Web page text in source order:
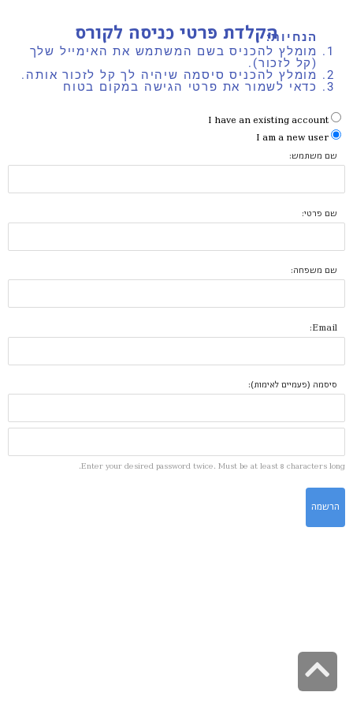
הקלדת פרטי כניסה לקורסהנחיות:
מומלץ להכניס בשם המשתמש את האימייל שלך
(קל לזכור).
מומלץ להכניס סיסמה שיהיה לך קל לזכור אותה.
כדאי לשמור את פרטי הגישה במקום בטוח
שם משתמש:
שם פרטי:
שם משפחה:
Email:
סיסמה (פעמיים לאימות):
Enter your desired password twice. Must be at least 8 characters long.
גלילה
לראש